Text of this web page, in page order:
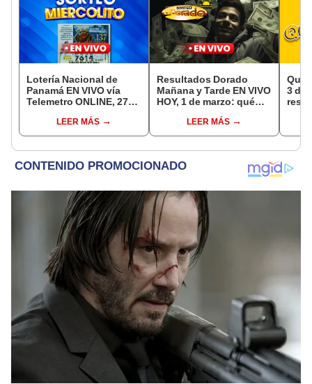
Lotería Nacional de
Panamá EN VIVO vía
Telemetro ONLINE, 27
Sorteo Miercolito 2988 y
los premios
LEER MÁS
Resultados Dorado
Mañana y Tarde EN VIVO
HOY, 1 de marzo: qué
LEER MÁS
3 de